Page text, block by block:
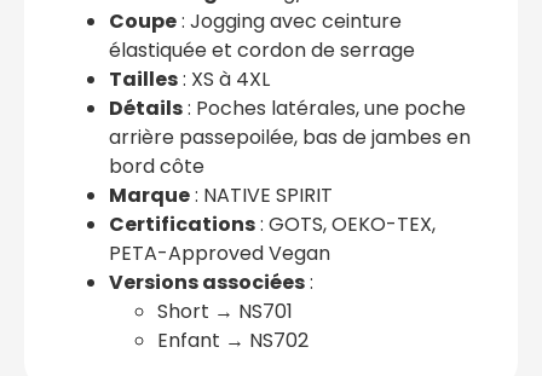
Coupe: Jogging avec ceinture
élastiquée et cordon de serrage
Tailles: XS à 4XL
Détails: Poches latérales, une poche
arrière passepoilée, bas de jambes en
bord côte
Marque: NATIVE SPIRIT
Certifications: GOTS, OEKO-TEX,
PETA-Approved Vegan
Versions associées:
Short → NS701
Enfant → NS702